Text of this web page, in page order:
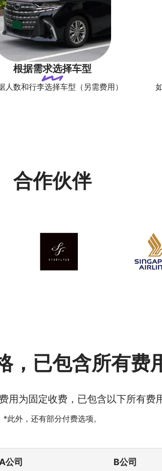
根据需求选择车型
人数和行李选择车型（另需费用）
合作伙伴
，已包含所有费
用为固定收费，已包含以下所有费
*此外，还有部分付费选项。
A公司 B公司